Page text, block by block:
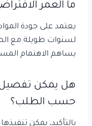
ما العمر
يعتمد على جودة
لسنوات طويلة مع
يساهم الاهتمام
هل يمكن تفصيل
حسب الطلب؟
بالتأكيد، يمكن